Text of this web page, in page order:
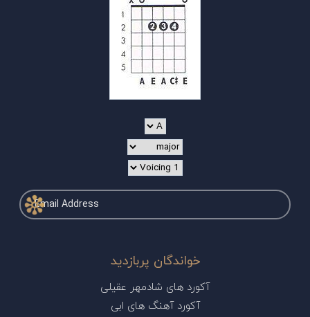
خواندگان پربازدید
آکورد های شادمهر عقیلی
آکورد آهنگ های ابی